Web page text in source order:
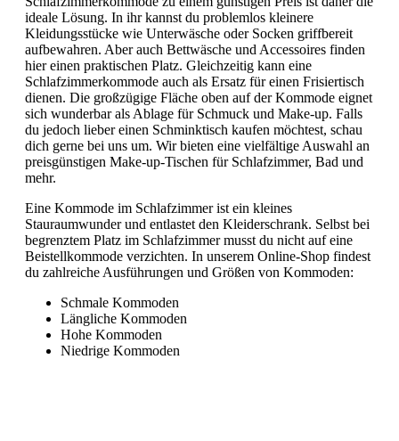
ideale Lösung. In ihr kannst du problemlos kleinere
Kleidungsstücke wie Unterwäsche oder Socken griffbereit
aufbewahren. Aber auch Bettwäsche und Accessoires finden
hier einen praktischen Platz. Gleichzeitig kann eine
Schlafzimmerkommode auch als Ersatz für einen Frisiertisch
dienen. Die großzügige Fläche oben auf der Kommode eignet
sich wunderbar als Ablage für Schmuck und Make-up. Falls
du jedoch lieber einen Schminktisch kaufen möchtest, schau
dich gerne bei uns um. Wir bieten eine vielfältige Auswahl an
preisgünstigen Make-up-Tischen für Schlafzimmer, Bad und
mehr.
Eine Kommode im Schlafzimmer ist ein kleines
Stauraumwunder und entlastet den Kleiderschrank. Selbst bei
begrenztem Platz im Schlafzimmer musst du nicht auf eine
Beistellkommode verzichten. In unserem Online-Shop findest
du zahlreiche Ausführungen und Größen von Kommoden:
Schmale Kommoden
Längliche Kommoden
Hohe Kommoden
Niedrige Kommoden